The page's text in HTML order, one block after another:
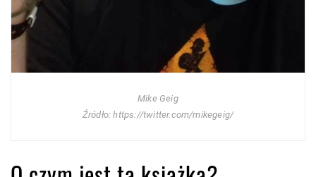
Mike Geig
Źródło: https://twitter.com/mikegeig/